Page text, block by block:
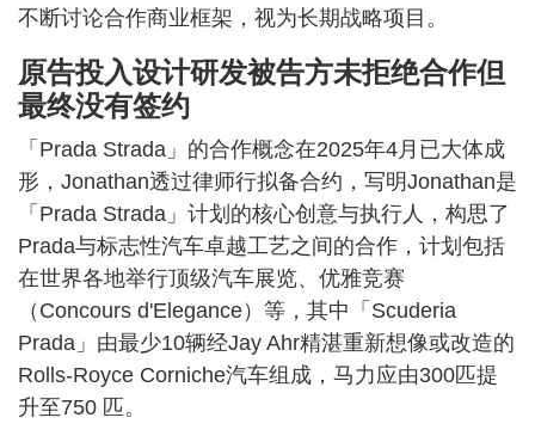
不断讨论合作商业框架，视为长期战略项目。
原告投入设计研发被告方未拒绝合作但
最终没有签约
「Prada Strada」的合作概念在2025年4月已大体成
形，Jonathan透过律师行拟备合约，写明Jonathan是
「Prada Strada」计划的核心创意与执行人，构思了
Prada与标志性汽车卓越工艺之间的合作，计划包括
在世界各地举行顶级汽车展览、优雅竞赛
（Concours d'Elegance）等，其中「Scuderia
Prada」由最少10辆经Jay Ahr精湛重新想像或改造的
Rolls-Royce Corniche汽车组成，马力应由300匹提
升至750 匹。